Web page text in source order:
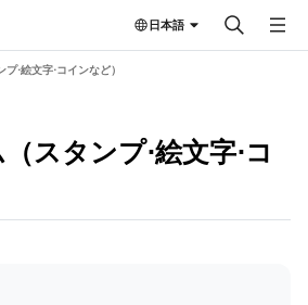
日本語
⋅絵文字⋅コインなど）
スタンプ⋅絵文字⋅コ